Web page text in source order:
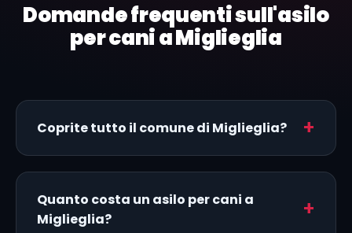
Domande frequenti sull'asilo
per cani a Miglieglia
Coprite tutto il comune di Miglieglia?
Quanto costa un asilo per cani a
Miglieglia?